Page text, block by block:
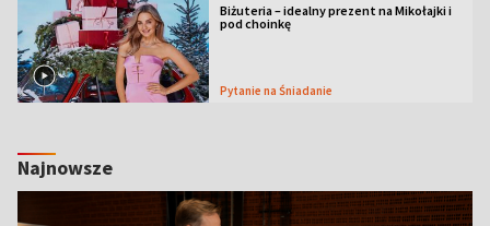
Biżuteria – idealny prezent na Mikołajki i
pod choinkę
Pytanie na Śniadanie
Najnowsze